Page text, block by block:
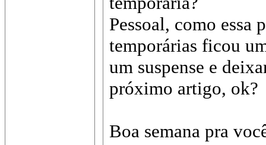
Pessoal, como essa
temporárias ficou
um suspense e
próximo artigo, ok?
Boa semana pra